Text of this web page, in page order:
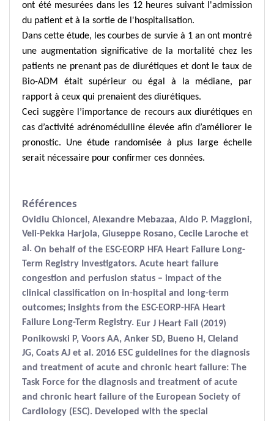
ont été mesurées dans les 12 heures suivant l'admission
du patient et à la sortie de l'hospitalisation.
Dans cette étude, les courbes de survie à 1 an ont montré
une augmentation significative de la mortalité chez les
patients ne prenant pas de diurétiques et dont le taux de
Bio-ADM était supérieur ou égal à la médiane, par
rapport à ceux qui prenaient des diurétiques.
Ceci suggère l’importance de recours aux diurétiques en
cas d’activité adrénomédulline élevée afin d’améliorer le
pronostic. Une étude randomisée à plus large échelle
serait nécessaire pour confirmer ces données.
Références
Ovidiu Chioncel, Alexandre Mebazaa, Aldo P. Maggioni,
Veli-Pekka Harjola, Giuseppe Rosano, Cecile Laroche et
al. On behalf of the ESC-EORP HFA Heart Failure Long-
Term Registry Investigators. Acute heart failure
congestion and perfusion status – impact of the
clinical classification on in-hospital and long-term
outcomes; insights from the ESC-EORP-HFA Heart
Failure Long-Term Registry. Eur J Heart Fail (2019)
Ponikowski P, Voors AA, Anker SD, Bueno H, Cleland
JG, Coats AJ et al. 2016 ESC guidelines for the diagnosis
and treatment of acute and chronic heart failure: The
Task Force for the diagnosis and treatment of acute
and chronic heart failure of the European Society of
Cardiology (ESC). Developed with the special